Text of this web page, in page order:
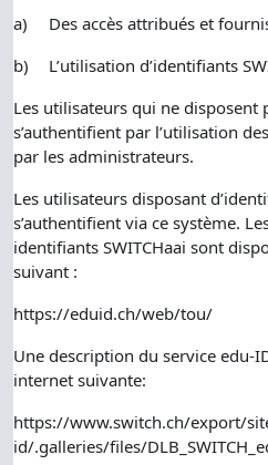
a)
Des accès attribués et
b)
L’utilisation d’identifiants
Les utilisateurs qui ne disposent
s’authentifient par l’utilisation
par les administrateurs.
Les utilisateurs disposant
s’authentifient via ce système.
identifiants SWITCHaai sont
suivant :
https://eduid.ch/web/tou/
Une description du service edu-
internet suivante:
https://www.switch.ch/export/
id/.galleries/files/